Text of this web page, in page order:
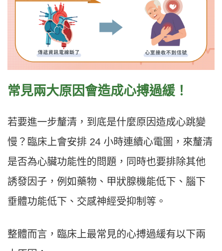
常見兩大原因會造成心搏過緩！
若要進一步釐清，到底是什麼原因造成心跳變
慢？臨床上會安排 24 小時連續心電圖，來釐清
是否為心臟功能性的問題，同時也要排除其他
誘發因子，例如藥物、甲狀腺機能低下、腦下
垂體功能低下、交感神經受抑制等。
整體而言，臨床上最常見的心搏過緩有以下兩